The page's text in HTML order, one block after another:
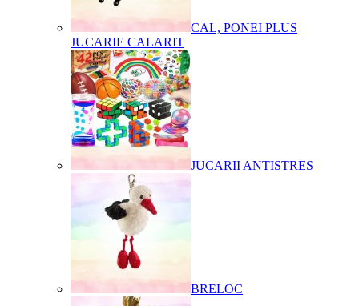
CAL, PONEI PLUS
JUCARIE CALARIT
JUCARII ANTISTRES
BRELOC